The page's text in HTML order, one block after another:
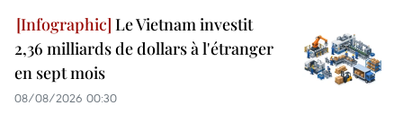
Le Vietnam investit
2,36 milliards de dollars à l'étranger
en sept mois
08/08/2026 00:30